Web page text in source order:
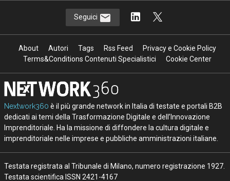
Seguici
About Autori Tags Rss Feed
Privacy e Cookie Policy
Terms&Conditions Contenuti Specialistici
Cookie Center
Nextwork360 è il più grande network in Italia di testate e portali B2B
dedicati ai temi della Trasformazione Digitale e dell’Innovazione
Imprenditoriale. Ha la missione di diffondere la cultura digitale e
imprenditoriale nelle imprese e pubbliche amministrazioni italiane.
Testata registrata al Tribunale di Milano, numero registrazione 1927.
Testata scientifica ISSN 2421-4167